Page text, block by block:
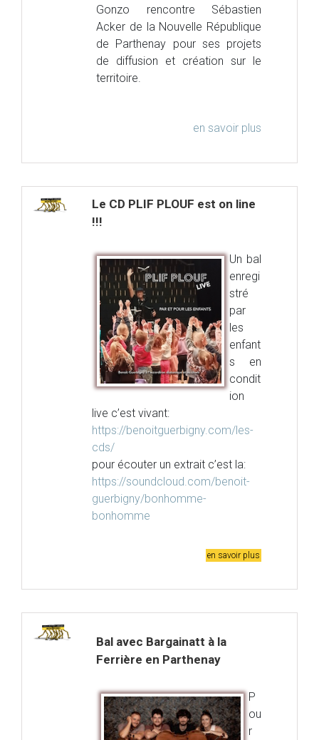
Gonzo rencontre Sébastien
Acker de la Nouvelle République
de Parthenay pour ses projets
de diffusion et création sur le
territoire.
en savoir plus
Le CD PLIF PLOUF est on line
!!!
Un bal
enregi
stré
par
les
enfant
s en
condit
ion
live c’est vivant:
https://benoitguerbigny.com/les-
cds/
pour écouter un extrait c’est la:
https://soundcloud.com/benoit-
guerbigny/bonhomme-
bonhomme
en savoir plus
Bal avec Bargainatt à la
Ferrière en Parthenay
P
ou
r